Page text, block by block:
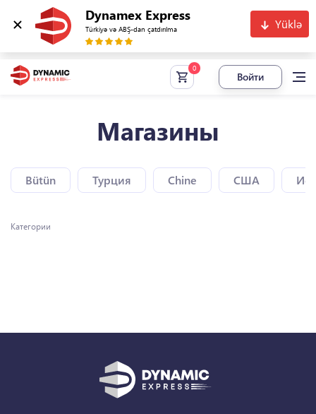
Dynamex Express
Türkiyə və ABŞ-dan çatdırılma Yüklə
Войти
Магазины
Bütün Турция Chine США
Категории